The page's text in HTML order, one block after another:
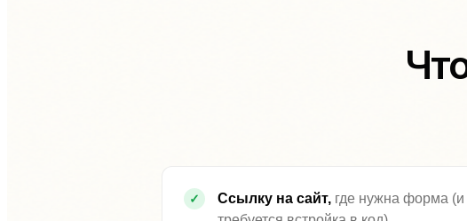
Ссылку на сайт, где нужна форма (и